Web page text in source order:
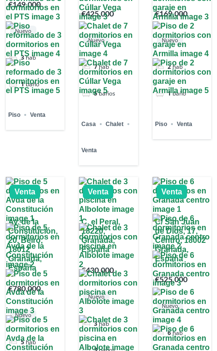
€149,000
Nuevo
3hab
1baño
Piso Venta
€425,000
Nuevo
7hab
5baños
Casa Chalet
Venta
€169,000
Nuevo
2hab
1 baño
Piso Venta
Venta
Av. de la
Constitución,
20, Beiro,
18012
Granada,
España
€780,000
Nuevo
5 hab
Venta
C. el Peral,
18220,
Granada,
España
€430,000
Nuevo
3hab
Venta
C/ San Juan
de Dios, 17,
Centro, 18002
Granada,
España
€525,000
Nuevo
6hab